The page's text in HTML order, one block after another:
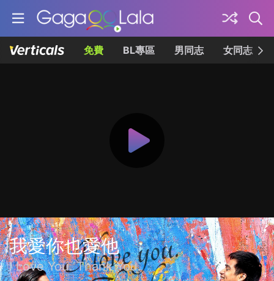
免費 BL專區 男同志 女同志
我愛你也愛他
I Love You. Thank You.